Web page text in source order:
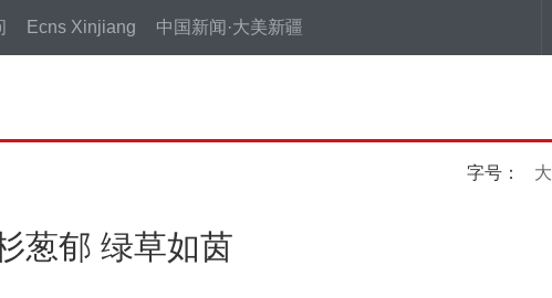
Ecns Xinjiang 中国新闻·大美新疆
字号： 大
葱郁 绿草如茵